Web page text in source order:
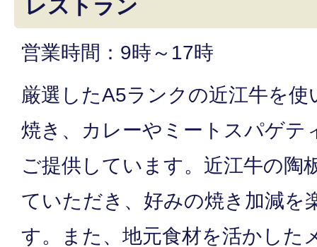
レストラン
営業時間：9時～17時
厳選したA5ランクの近江牛を
焼き、カレーやミートスパゲテ
ご提供しています。近江牛の陶
ていただき、好みの焼き加減を
す。また、地元食材を活かした